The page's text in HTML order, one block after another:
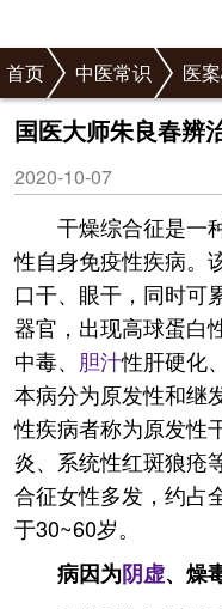
首页 中医常识 医
国医大师朱良春辨
2020-10-07
干燥综合征是一
性自身免疫性疾病。
口干、眼干，同时可
器官，出现高球蛋白
中毒、 胆汁性肝硬化
本病分为原发性和继
性疾病者称为原发性
炎、系统性红斑狼疮
合征女性多发，约占
于30~60岁。
病因为阴虚、燥